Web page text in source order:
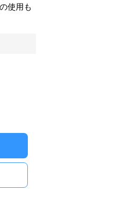
使用も